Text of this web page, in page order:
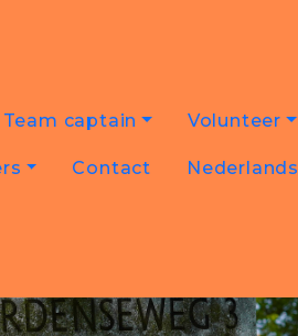
Team captain Volunteer
Contact Nederlands